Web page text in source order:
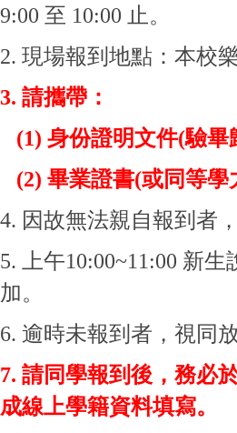
9:00 至 10:00 止。
2. 現場報到地點：本校
3. 請攜帶：
(1) 身份證明文件(驗畢
(2) 畢業證書(或同等學
4. 因故無法親自報到者
5. 上午10:00~11:00 新
加。
6. 逾時未報到者，視同
7. 請同學報到後，務必
成線上學籍資料填寫。